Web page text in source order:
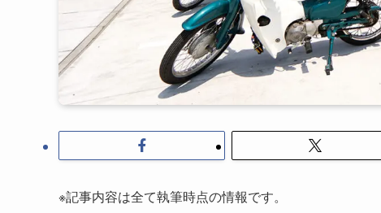
※記事内容は全て執筆時点の情報です。